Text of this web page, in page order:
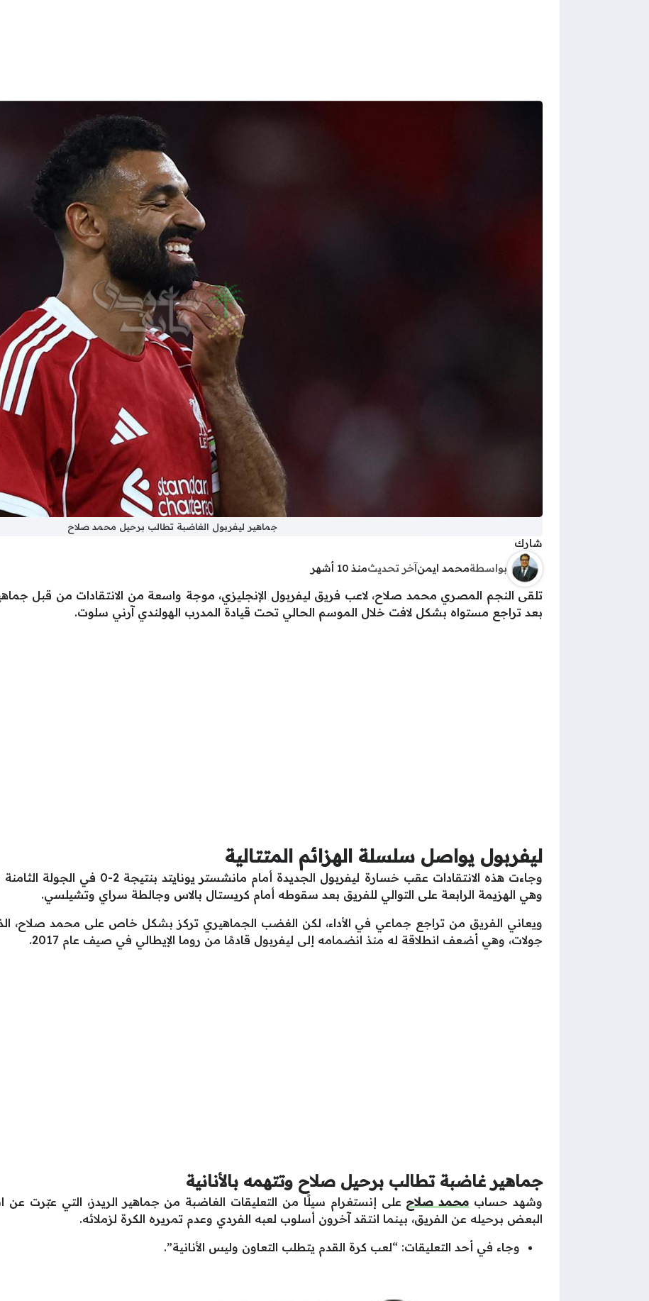
جماهير ليفربول الغاضبة تطالب برحيل محمد صلاح
شارك
بواسطةمحمد ايمن آخر تحديثمنذ 10 أشهر
تلقى النجم المصري محمد صلاح، لاعب فريق ليفربول الإنجليزي، موجة واسعة من الانتقادات من قبل
بعد تراجع مستواه بشكل لافت خلال الموسم الحالي تحت قيادة المدرب الهولندي آرني سلوت.
ليفربول يواصل سلسلة الهزائم المتتالية
وهي الهزيمة الرابعة على التوالي للفريق بعد سقوطه أمام كريستال بالاس وجالطة سراي وتشيلسي.
جولات، وهي أضعف انطلاقة له منذ انضمامه إلى ليفربول قادمًا من روما الإيطالي في صيف عام 2017.
جماهير غاضبة تطالب برحيل صلاح وتتهمه بالأنانية
وشهد حساب محمد صلاح على إنستغرام سيلًا من التعليقات الغاضبة من جماهير الريدز، التي عبّرت
البعض برحيله عن الفريق، بينما انتقد آخرون أسلوب لعبه الفردي وعدم تمريره الكرة لزملائه.
وجاء في أحد التعليقات: “لعب كرة القدم يتطلب التعاون وليس الأنانية”.